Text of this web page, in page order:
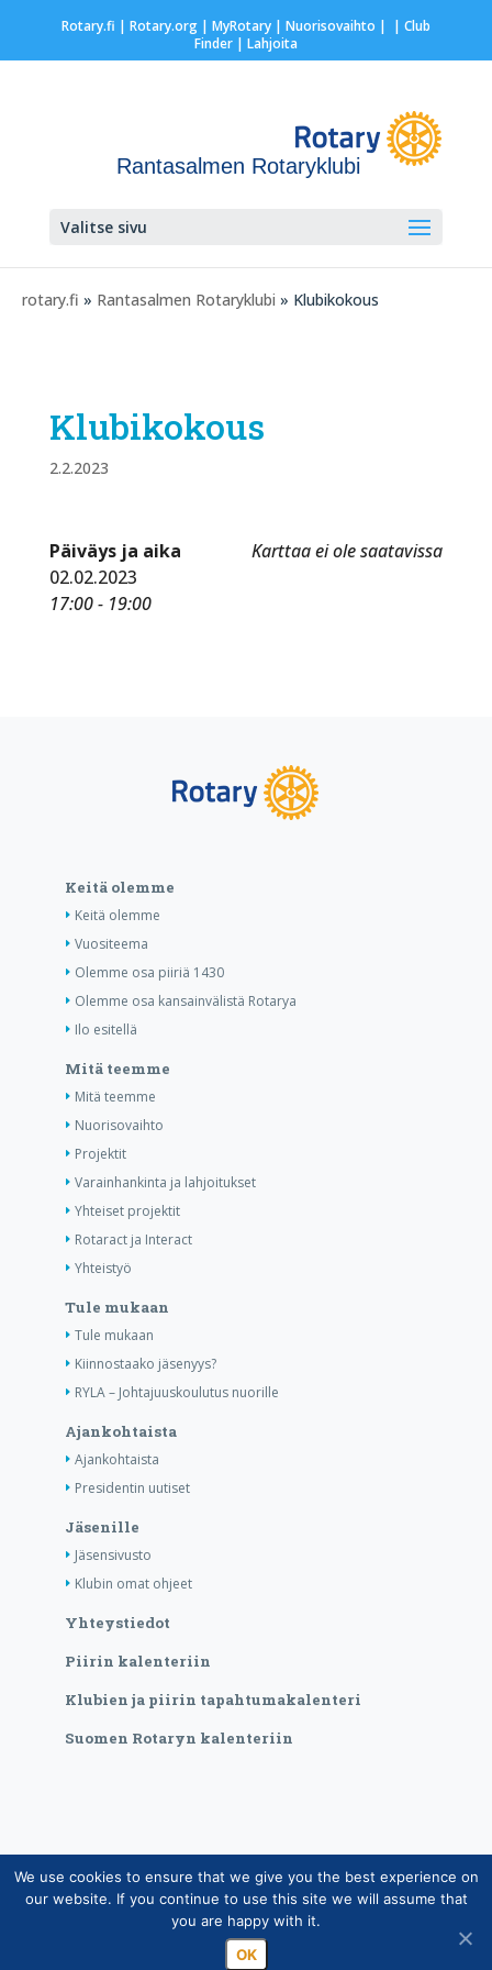
Rotary.fi | Rotary.org| MyRotary | Nuorisovaihto | | Club
Finder| Lahjoita
Rantasalmen Rotaryklubi
Valitse sivu
rotary.fi » Rantasalmen Rotaryklubi » Klubikokous
Klubikokous
2.2.2023
Karttaa ei ole saatavissa
Päiväys ja aika
02.02.2023
17:00 - 19:00
Keitä olemme
Keitä olemme
Vuositeema
Olemme osa piiriä 1430
Olemme osa kansainvälistä Rotarya
Ilo esitellä
Mitä teemme
Mitä teemme
Nuorisovaihto
Projektit
Varainhankinta ja lahjoitukset
Yhteiset projektit
Rotaract ja Interact
Yhteistyö
Tule mukaan
Tule mukaan
Kiinnostaako jäsenyys?
RYLA – Johtajuuskoulutus nuorille
Ajankohtaista
Ajankohtaista
Presidentin uutiset
Jäsenille
Jäsensivusto
Klubin omat ohjeet
Yhteystiedot
Piirin kalenteriin
Klubien ja piirin tapahtumakalenteri
Suomen Rotaryn kalenteriin
Copyright © Suomen Rotarypalvelu ry 2026 |
Jäsentietojärjestelmän tietosuojaseloste|Henkilötietojen
käsittely Rotarytoiminnassa
We use cookies to ensure that we give you the best experience on
our website. If you continue to use this site we will assume that
you are happy with it.
OK